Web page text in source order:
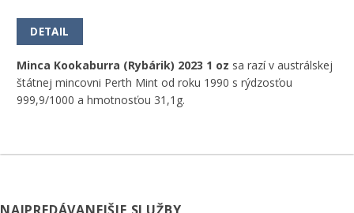
DETAIL
Minca Kookaburra (Rybárik) 2023 1 oz sa razí v austrálskej
štátnej mincovni Perth Mint od roku 1990 s rýdzosťou
999,9/1000 a hmotnosťou 31,1g.